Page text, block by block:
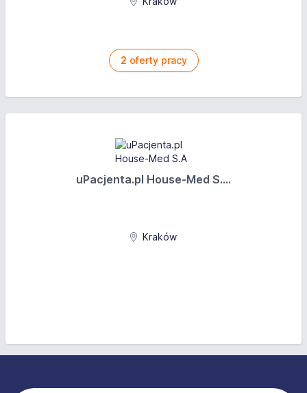
2 oferty pracy
uPacjenta.pl House-Med S....
Kraków